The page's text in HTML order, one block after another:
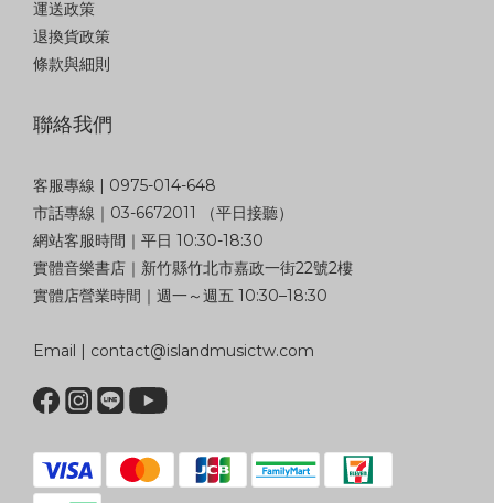
運送政策
退換貨政策
條款與細則
聯絡我們
客服專線 | 0975-014-648
市話專線｜03-6672011 （平日接聽）
網站客服時間｜平日 10:30-18:30
實體音樂書店｜新竹縣竹北市嘉政一街22號2樓
實體店營業時間｜週一～週五 10:30–18:30
Email | contact@islandmusictw.com